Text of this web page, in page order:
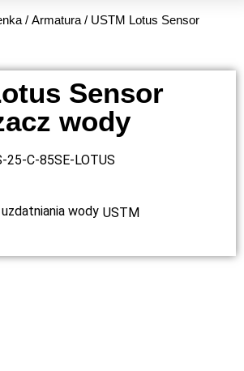
/ Armatura / USTM Lotus Sensor
Sensor
wody
25-C-85SE-LOTUS
wody USTM